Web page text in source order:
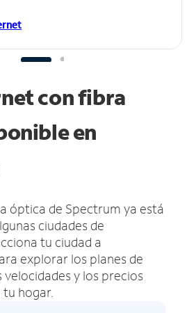
con fibra
en
óptica de Spectrum ya está
ciudades de
tu ciudad a
explorar los planes de
y los precios
hogar.